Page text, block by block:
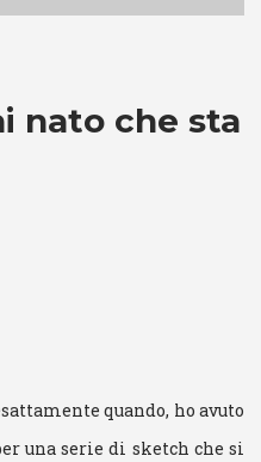
nato che sta
quando, ho avuto
una serie di sketch che si